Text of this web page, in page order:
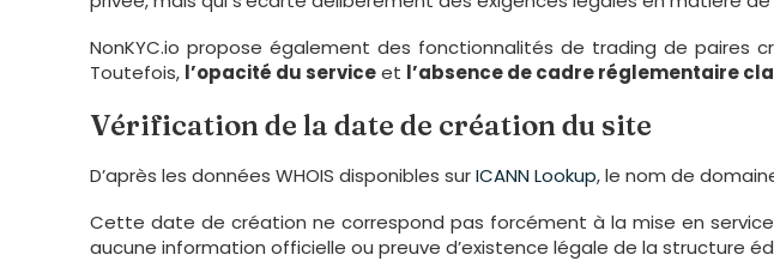
NonKYC.io propose également des fonctionnalités de trading de paires
Toutefois, l’opacité du serviceet l’absence de cadre réglementaire
Vérification de la date de création du site
D’après les données WHOIS disponibles surICANN Lookup, le nom de
Cette date de création ne correspond pas forcément à la mise en
aucune information officielle ou preuve d’existence légale de la structure